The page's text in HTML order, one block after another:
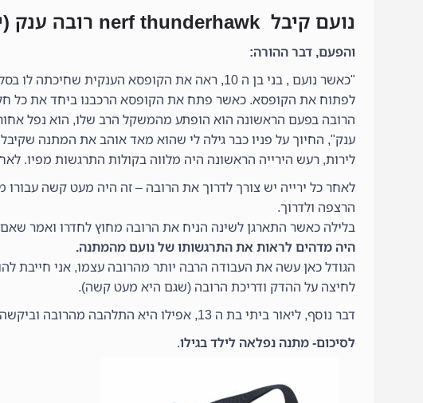
נועם קיבל nerf thunderhawk רובה ענק (יורה חיצים מספוג).
והפעם, דבר ההורה:
לפתוח את הקופסא. כאשר פתח את הקופסא הרכבנו ביחד את כל
הרובה בפעם הראשונה הוא הופתע מהמשקל הרב שלו, הוא נפל
ענק", החיוך על פניו כבר גילה לי שהוא מאד אוהב את המתנה
לירות, רעש הירייה הראשונה היה מלווה בקולות התרגשות מפיו.
לאחר כל ירייה יש צורך לדרוך את הרובה – זה היה מעט קשה
הרצפה ולדרוך.
בלילה כאשר התארגן לשינה הניח את הרובה מחוץ לחדרו ואמר שאם
היה מדהים לראות את התרגשותו של נועם מהמתנה.
הגודל כאן עשה את העבודה הרבה יותר מהרובה עצמו, אני חייבת
לחיצה על ההדק ודריכת הרובה (שגם היא מעט קשה).
דבר נוסף, ליאור ביתי בת ה 13, אפילו היא התלהבה מהרובה וביקשה להתנסות בו."
לסיכום- מתנה נפלאה לילד בגילו.